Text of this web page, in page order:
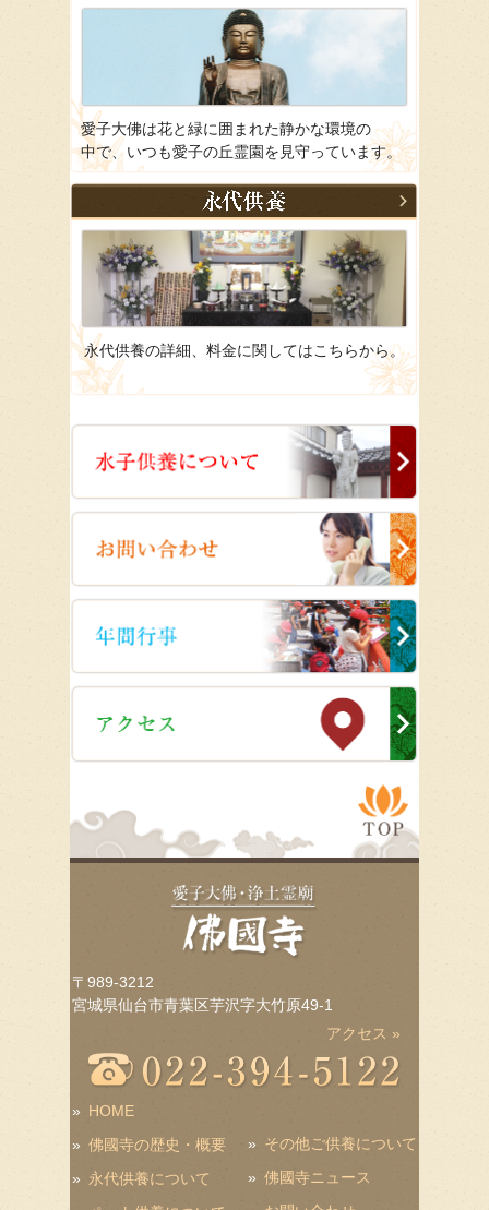
愛子大佛は花と緑に囲まれた静かな環境の
中で、いつも愛子の丘霊園を見守っています。
永代供養の詳細、料金に関してはこちらから。
〒989-3212
宮城県仙台市青葉区芋沢字大竹原49-1
アクセス »
» HOME
» 佛國寺の歴史・概要
» 永代供養について
» その他ご供養について
» 佛國寺ニュース